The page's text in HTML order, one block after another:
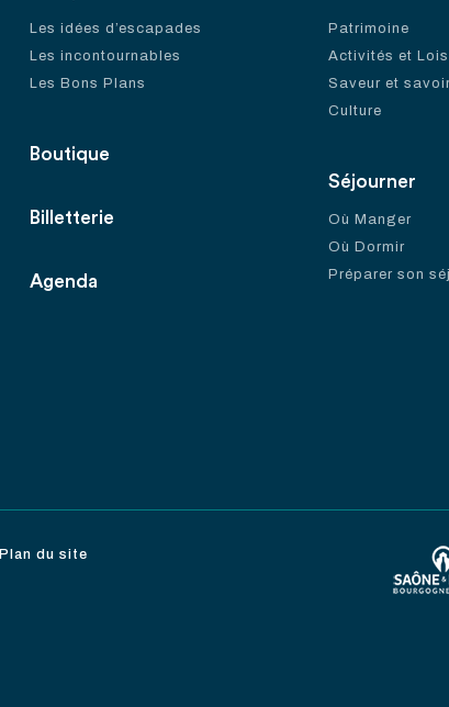
Les idées d’escapades
Les incontournables
Les Bons Plans
Boutique
Billetterie
Agenda
Patrimoine
Activités et
Saveur et
Culture
Séjourner
Où Manger
Où Dormir
Préparer son
Plan du site